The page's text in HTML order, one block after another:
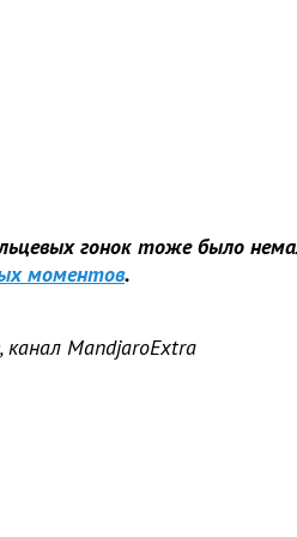
гонок тоже было
моментов.
канал MandjaroExtra